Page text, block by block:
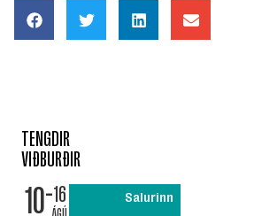
TENGDIR
VIÐBURÐIR
10 16 Salurinn